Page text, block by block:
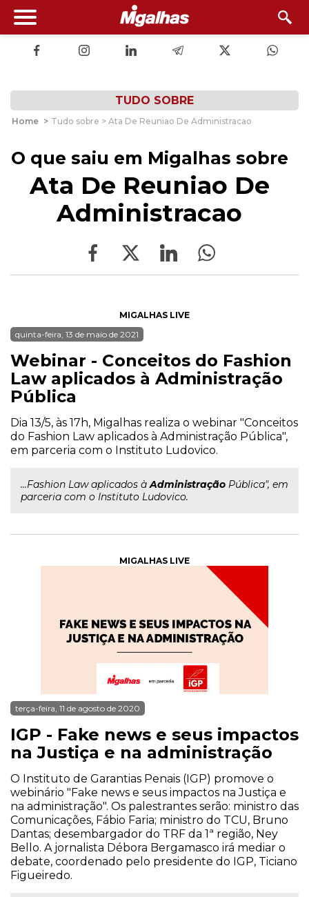
TUDO SOBRE
Home > Tudo sobre > Ata De Reuniao De Administracao
O que saiu em Migalhas sobre
Ata De Reuniao De
Administracao
MIGALHAS LIVE
quinta-feira, 13 de maio de 2021
Webinar - Conceitos do Fashion
Law aplicados à Administração
Pública
Dia 13/5, às 17h, Migalhas realiza o webinar "Conceitos
do Fashion Law aplicados à Administração Pública",
em parceria com o Instituto Ludovico.
...Fashion Law aplicados àAdministração Pública", em
parceria com o Instituto Ludovico.
MIGALHAS LIVE
terça-feira, 11 de agosto de 2020
IGP - Fake news e seus impactos
na Justiça e na administração
O Instituto de Garantias Penais (IGP) promove o
webinário "Fake news e seus impactos na Justiça e
na administração". Os palestrantes serão: ministro das
Comunicações, Fábio Faria; ministro do TCU, Bruno
Dantas; desembargador do TRF da 1ª região, Ney
Bello. A jornalista Débora Bergamasco irá mediar o
debate, coordenado pelo presidente do IGP, Ticiano
Figueiredo.